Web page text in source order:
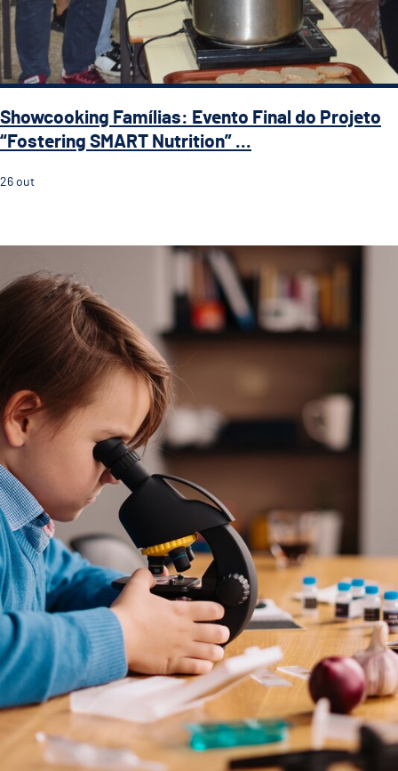
Showcooking Famílias: Evento Final do Projeto
“Fostering SMART Nutrition” ...
26 out
Guimarães garante apoio a alunos da Educação